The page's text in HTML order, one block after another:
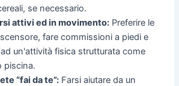
se necessario.
attivi ed in movimento: Preferire le
fare commissioni a piedi e
un'attività fisica strutturata come
piscina.
“fai da te”: Farsi aiutare da un